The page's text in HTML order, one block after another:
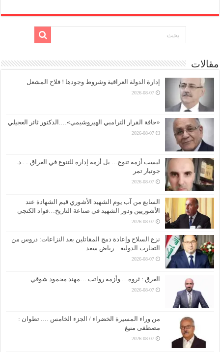
مقالات
إدارة الدولة العراقية وشروط وجودها ! فلاح المشعل
2026-08-07
«حافة القرار الترامبي الهيروشيمي»….الدكتور ثائر العجيلي
2026-08-07
ليست أزمة تنوع… بل أزمة إدارة للتنوع في العراق .. ..د.
جوتيار تمر
2026-08-07
السابع من آب يوم الشهيد الأشوري قيم الشهادة عند
الأشوريين ودور الشهيد في صناعة التاريخ…فواد الكنجي
2026-08-07
نزع السلاح وإعادة دمج المقاتلين بعد النزاعات: دروس من
التجارب الدولية…رياض سعد
2026-08-07
العرق : ثروة… وأزمة رواتب …مهند محمود شوقي
2026-08-07
من وراء المسيرة الخضراء / الجزء الخامس …. تطوان :
مصطفى منيغ
2026-08-07